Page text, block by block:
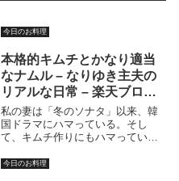
今日のお料理
本格的キムチとかなり適当
なナムル – なりゆき主夫の
リアルな日常 – 楽天ブログ
（Blog）
私の妻は「冬のソナタ」以来、韓
国ドラマにハマっている。そし
て、キムチ作りにもハマってい
体格がいいのは、男らしさにおけ
今日のお料理